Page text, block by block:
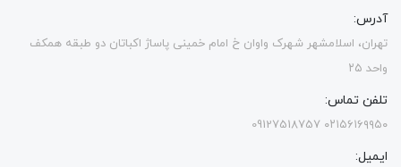
آدرس:
تهران، اسلامشهر شهرک واوان خ امام خمینی پاساژ اکباتان دو طبقه همکف
واحد ۲۵
تلفن تماس:
۰۲۱۵۶۱۶۹۹۵۰ 09127518757
ایمیل: